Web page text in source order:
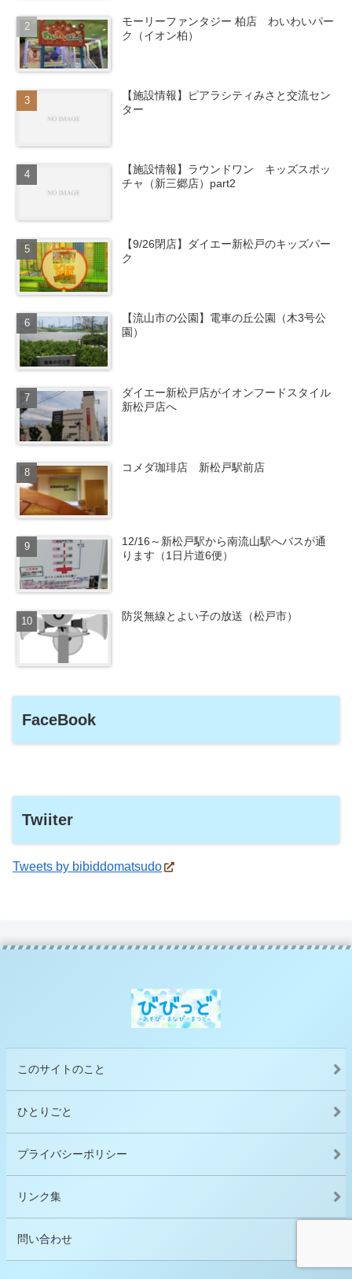
モーリーファンタジー 柏店 わいわいパー
ク（イオン柏）
【施設情報】ピアラシティみさと交流セン
ター
【施設情報】ラウンドワン キッズスポッ
チャ（新三郷店）part2
【9/26閉店】ダイエー新松戸のキッズパー
ク
【流山市の公園】電車の丘公園（木3号公
園）
ダイエー新松戸店がイオンフードスタイル
新松戸店へ
コメダ珈琲店 新松戸駅前店
12/16～新松戸駅から南流山駅へバスが通
ります（1日片道6便）
防災無線とよい子の放送（松戸市）
FaceBook
Twiiter
Tweets by bibiddomatsudo
このサイトのこと
ひとりごと
プライバシーポリシー
リンク集
問い合わせ